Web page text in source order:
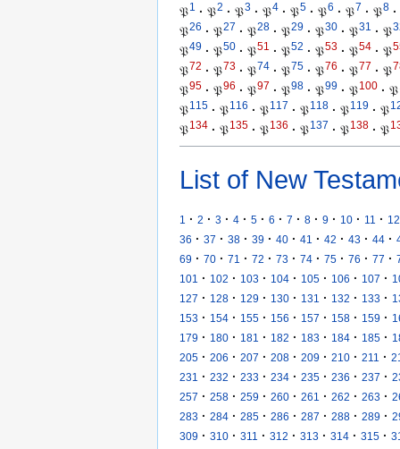
𝔓1 · 𝔓2 · 𝔓3 · 𝔓4 · 𝔓5 · 𝔓6 · 𝔓7 · 𝔓8 ·
𝔓26 · 𝔓27 · 𝔓28 · 𝔓29 · 𝔓30 · 𝔓31 · 𝔓
𝔓49 · 𝔓50 · 𝔓51 · 𝔓52 · 𝔓53 · 𝔓54 · 𝔓
𝔓72 · 𝔓73 · 𝔓74 · 𝔓75 · 𝔓76 · 𝔓77 · 𝔓
𝔓95 · 𝔓96 · 𝔓97 · 𝔓98 · 𝔓99 · 𝔓100 · 𝔓
𝔓115 · 𝔓116 · 𝔓117 · 𝔓118 · 𝔓119 · 𝔓
𝔓134 · 𝔓135 · 𝔓136 · 𝔓137 · 𝔓138 · 𝔓
List of New
1 · 2 · 3 · 4 · 5 · 6 · 7 · 8 · 9 · 10 · 11 · 12
36 · 37 · 38 · 39 · 40 · 41 · 42 · 43 · 44 ·
69 · 70 · 71 · 72 · 73 · 74 · 75 · 76 · 77 ·
101
· 102 · 103 · 104 · 105 · 106 · 107 ·
127 · 128 · 129 · 130 · 131 · 132 · 133 ·
153 · 154 · 155 · 156 · 157 · 158 · 159 ·
179 · 180 · 181 · 182 · 183 · 184 · 185 ·
205 · 206 · 207 · 208 · 209 · 210 · 211 ·
231
· 232 · 233 · 234 · 235 · 236 · 237 ·
257 · 258 · 259 · 260 · 261 · 262 · 263 ·
283 · 284 · 285 · 286 · 287 · 288 · 289 ·
309 · 310 · 311 · 312 · 313 · 314 · 315 ·